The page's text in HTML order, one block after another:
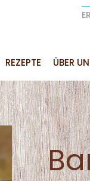
REZEPTE ÜBER